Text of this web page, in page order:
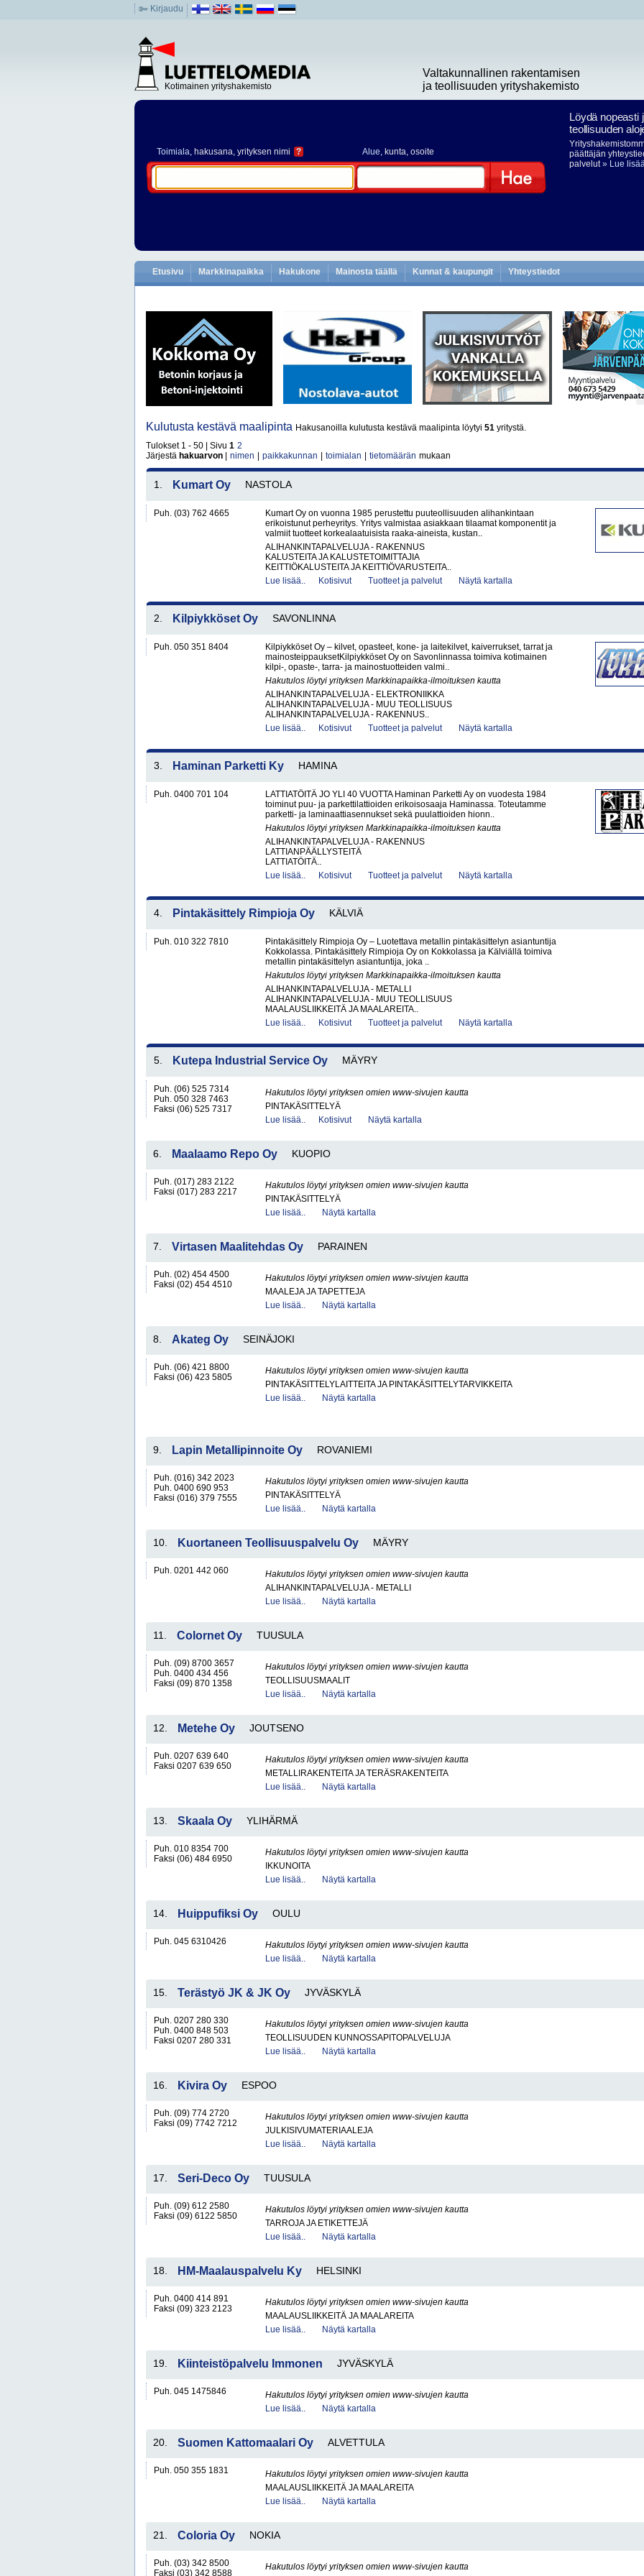
Kirjaudu
Kotimainen yrityshakemisto
Valtakunnallinen rakentamisen
ja teollisuuden yrityshakemisto
Toimiala, hakusana, yrityksen nimi ? Alue, kunta, osoite
Löydä nopeasti
teollisuuden
päättäjän
palvelut» Lue
Etusivu Markkinapaikka Hakukone Mainosta täällä Kunnat & kaupungit Yhteystiedot
Kulutusta kestävä maalipinta Hakusanoilla kulutusta kestävä maalipinta löytyi 51 yritystä.
Tulokset 1 - 50 | Sivu 1 2
Järjestä hakuarvon nimen paikkakunnan toimialan tietomäärän mukaan
1. Kumart Oy NASTOLA
Puh. (03) 762 4665
Kumart Oy on vuonna 1985 perustettu puuteollisuuden alihankintaan
erikoistunut perheyritys. Yritys valmistaa asiakkaan tilaamat komponentit ja
valmiit tuotteet korkealaatuisista raaka-aineista, kustan..
ALIHANKINTAPALVELUJA - RAKENNUS
KALUSTEITA JA KALUSTETOIMITTAJIA
KEITTIÖKALUSTEITA JA KEITTIÖVARUSTEITA..
Lue lisää..
Kotisivut Tuotteet ja palvelut Näytä kartalla
2. Kilpiykköset Oy SAVONLINNA
Puh. 050 351 8404
Kilpiykköset Oy – kilvet, opasteet, kone- ja laitekilvet, kaiverrukset, tarrat ja
mainosteippauksetKilpiykköset Oy on Savonlinnassa toimiva kotimainen
kilpi-, opaste-, tarra- ja mainostuotteiden valmi..
Hakutulos löytyi yrityksen Markkinapaikka-ilmoituksen kautta
ALIHANKINTAPALVELUJA - ELEKTRONIIKKA
ALIHANKINTAPALVELUJA - MUU TEOLLISUUS
ALIHANKINTAPALVELUJA - RAKENNUS..
Lue lisää..
Kotisivut Tuotteet ja palvelut Näytä kartalla
3. Haminan Parketti Ky HAMINA
Puh. 0400 701 104
LATTIATÖITÄ JO YLI 40 VUOTTA Haminan Parketti Ay on vuodesta 1984
toiminut puu- ja parkettilattioiden erikoisosaaja Haminassa. Toteutamme
parketti- ja laminaattiasennukset sekä puulattioiden hionn..
Hakutulos löytyi yrityksen Markkinapaikka-ilmoituksen kautta
ALIHANKINTAPALVELUJA - RAKENNUS
LATTIANPÄÄLLYSTEITÄ
LATTIATÖITÄ..
Lue lisää..
Kotisivut Tuotteet ja palvelut Näytä kartalla
4. Pintakäsittely Rimpioja Oy KÄLVIÄ
Puh. 010 322 7810
Pintakäsittely Rimpioja Oy – Luotettava metallin pintakäsittelyn asiantuntija
Kokkolassa. Pintakäsittely Rimpioja Oy on Kokkolassa ja Kälviällä toimiva
metallin pintakäsittelyn asiantuntija, joka ..
Hakutulos löytyi yrityksen Markkinapaikka-ilmoituksen kautta
ALIHANKINTAPALVELUJA - METALLI
ALIHANKINTAPALVELUJA - MUU TEOLLISUUS
MAALAUSLIIKKEITÄ JA MAALAREITA..
Lue lisää..
Kotisivut Tuotteet ja palvelut Näytä kartalla
5. Kutepa Industrial Service Oy MÄYRY
Puh. (06) 525 7314
Puh. 050 328 7463
Faksi (06) 525 7317
Hakutulos löytyi yrityksen omien www-sivujen kautta
PINTAKÄSITTELYÄ
Lue lisää..
Kotisivut Näytä kartalla
6. Maalaamo Repo Oy KUOPIO
Puh. (017) 283 2122
Faksi (017) 283 2217
Hakutulos löytyi yrityksen omien www-sivujen kautta
PINTAKÄSITTELYÄ
Lue lisää..
Näytä kartalla
7. Virtasen Maalitehdas Oy PARAINEN
Puh. (02) 454 4500
Faksi (02) 454 4510
Hakutulos löytyi yrityksen omien www-sivujen kautta
MAALEJA JA TAPETTEJA
Lue lisää..
Näytä kartalla
8. Akateg Oy SEINÄJOKI
Puh. (06) 421 8800
Faksi (06) 423 5805
Hakutulos löytyi yrityksen omien www-sivujen kautta
PINTAKÄSITTELYLAITTEITA JA PINTAKÄSITTELYTARVIKKEITA
Lue lisää..
Näytä kartalla
9. Lapin Metallipinnoite Oy ROVANIEMI
Puh. (016) 342 2023
Puh. 0400 690 953
Faksi (016) 379 7555
Hakutulos löytyi yrityksen omien www-sivujen kautta
PINTAKÄSITTELYÄ
Lue lisää..
Näytä kartalla
10. Kuortaneen Teollisuuspalvelu Oy MÄYRY
Puh. 0201 442 060
Hakutulos löytyi yrityksen omien www-sivujen kautta
ALIHANKINTAPALVELUJA - METALLI
Lue lisää..
Näytä kartalla
11. Colornet Oy TUUSULA
Puh. (09) 8700 3657
Puh. 0400 434 456
Faksi (09) 870 1358
Hakutulos löytyi yrityksen omien www-sivujen kautta
TEOLLISUUSMAALIT
Lue lisää..
Näytä kartalla
12. Metehe Oy JOUTSENO
Puh. 0207 639 640
Faksi 0207 639 650
Hakutulos löytyi yrityksen omien www-sivujen kautta
METALLIRAKENTEITA JA TERÄSRAKENTEITA
Lue lisää..
Näytä kartalla
13. Skaala Oy YLIHÄRMÄ
Puh. 010 8354 700
Faksi (06) 484 6950
Hakutulos löytyi yrityksen omien www-sivujen kautta
IKKUNOITA
Lue lisää..
Näytä kartalla
14. Huippufiksi Oy OULU
Puh. 045 6310426
Hakutulos löytyi yrityksen omien www-sivujen kautta
Lue lisää..
Näytä kartalla
15. Terästyö JK & JK Oy JYVÄSKYLÄ
Puh. 0207 280 330
Puh. 0400 848 503
Faksi 0207 280 331
Hakutulos löytyi yrityksen omien www-sivujen kautta
TEOLLISUUDEN KUNNOSSAPITOPALVELUJA
Lue lisää..
Näytä kartalla
16. Kivira Oy ESPOO
Puh. (09) 774 2720
Faksi (09) 7742 7212
Hakutulos löytyi yrityksen omien www-sivujen kautta
JULKISIVUMATERIAALEJA
Lue lisää..
Näytä kartalla
17. Seri-Deco Oy TUUSULA
Puh. (09) 612 2580
Faksi (09) 6122 5850
Hakutulos löytyi yrityksen omien www-sivujen kautta
TARROJA JA ETIKETTEJÄ
Lue lisää..
Näytä kartalla
18. HM-Maalauspalvelu Ky HELSINKI
Puh. 0400 414 891
Faksi (09) 323 2123
Hakutulos löytyi yrityksen omien www-sivujen kautta
MAALAUSLIIKKEITÄ JA MAALAREITA
Lue lisää..
Näytä kartalla
19. Kiinteistöpalvelu Immonen JYVÄSKYLÄ
Puh. 045 1475846
Hakutulos löytyi yrityksen omien www-sivujen kautta
Lue lisää..
Näytä kartalla
20. Suomen Kattomaalari Oy ALVETTULA
Puh. 050 355 1831
Hakutulos löytyi yrityksen omien www-sivujen kautta
MAALAUSLIIKKEITÄ JA MAALAREITA
Lue lisää..
Näytä kartalla
21. Coloria Oy NOKIA
Puh. (03) 342 8500
Faksi (03) 342 8588
Hakutulos löytyi yrityksen omien www-sivujen kautta